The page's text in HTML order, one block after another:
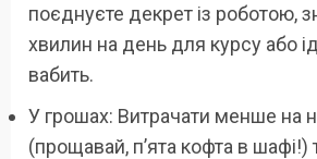
поєднуєте декрет із роботою,
хвилин на день для курсу або
вабить.
У грошах: Витрачати менше на
(прощавай, п’ята кофта в шафі!)